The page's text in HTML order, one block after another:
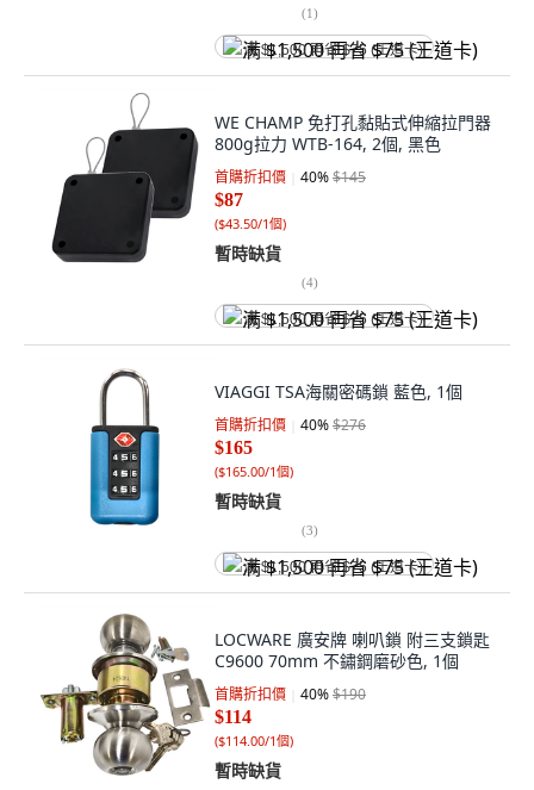
(1)
满 $1,500 再省 $75 (王道卡)
WE CHAMP 免打孔黏貼式伸縮拉門器
800g拉力 WTB-164, 2個, 黑色
首購折扣價 40%$145
$87
($43.50/1個)
暫時缺貨
(4)
满 $1,500 再省 $75 (王道卡)
VIAGGI TSA海關密碼鎖 藍色, 1個
首購折扣價 40%$276
$165
($165.00/1個)
暫時缺貨
(3)
满 $1,500 再省 $75 (王道卡)
LOCWARE 廣安牌 喇叭鎖 附三支鎖匙
C9600 70mm 不鏽鋼磨砂色, 1個
首購折扣價 40%$190
$114
($114.00/1個)
暫時缺貨